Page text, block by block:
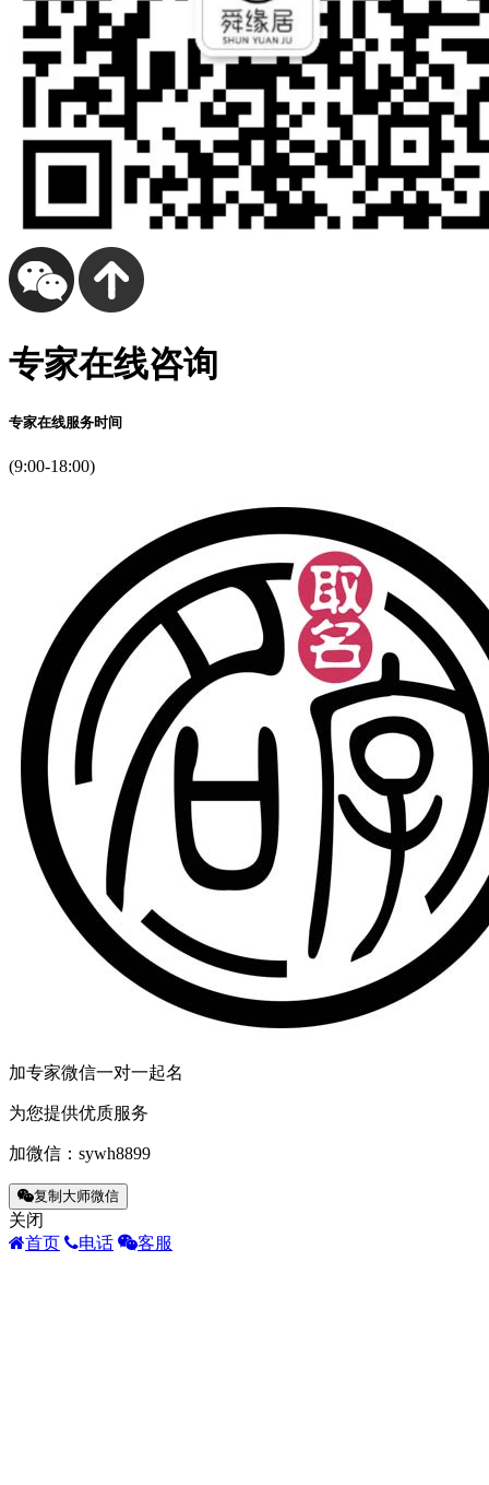
专家在线咨询
专家在线服务时间
(9:00-18:00)
加专家微信一对一起名
为您提供优质服务
加微信： sywh8899
复制大师微信
关闭
首页
电话 客服